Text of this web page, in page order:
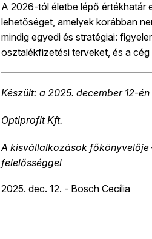
A 2026-tól életbe lépő értékhatár
lehetőséget, amelyek korábban
mindig egyedi és stratégiai:
osztalékfizetési terveket, és a
Készült: a 2025. december 12-
Optiprofit Kft.
A kisvállalkozások
felelősséggel
2025. dec. 12. - Bosch Cecília